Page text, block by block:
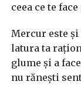
ceea ce te
Mercur este
latura ta
glume și a
nu rănești